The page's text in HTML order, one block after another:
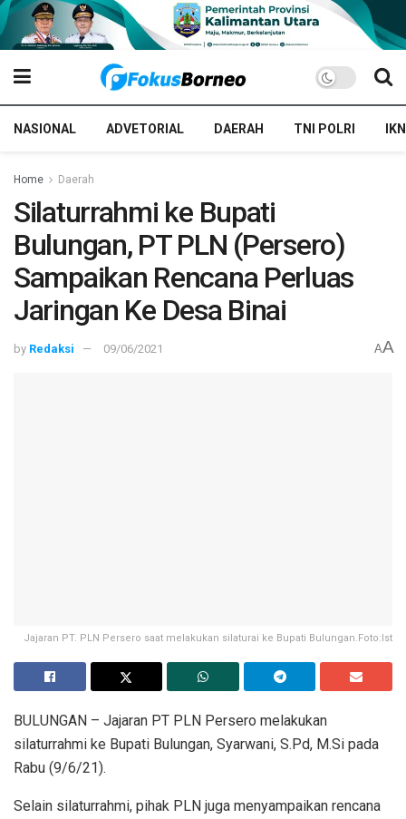
NASIONAL ADVETORIAL DAERAH TNI POLRI IKN
Home Daerah
Silaturrahmi ke Bupati
Bulungan, PT PLN (Persero)
Sampaikan Rencana Perluas
Jaringan Ke Desa Binai
by Redaksi 09/06/2021 AA
Jajaran PT. PLN Persero saat melakukan silaturai ke Bupati Bulungan.Foto:Ist
BULUNGAN – Jajaran PT PLN Persero melakukan
silaturrahmi ke Bupati Bulungan, Syarwani, S.Pd, M.Si pada
Rabu (9/6/21).
Selain silaturrahmi, pihak PLN juga menyampaikan rencana